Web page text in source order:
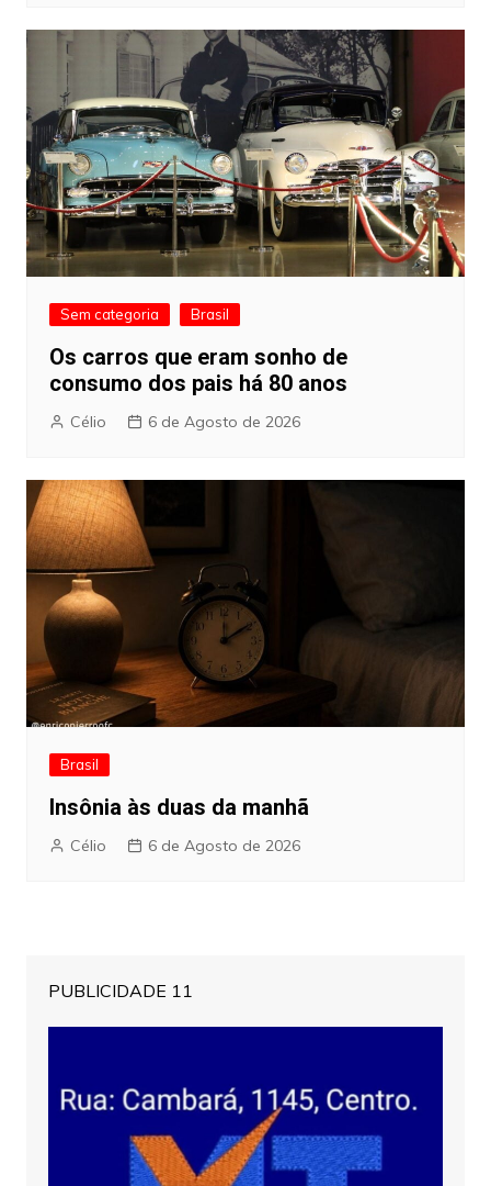
Sem categoria Brasil
Os carros que eram sonho de
consumo dos pais há 80 anos
Célio 6 de Agosto de 2026
Brasil
Insônia às duas da manhã
Célio 6 de Agosto de 2026
PUBLICIDADE 11